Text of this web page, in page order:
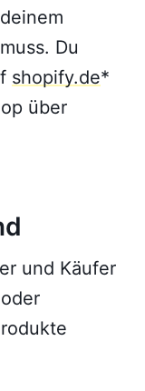
Du
shopify.de*
über
und Käufer